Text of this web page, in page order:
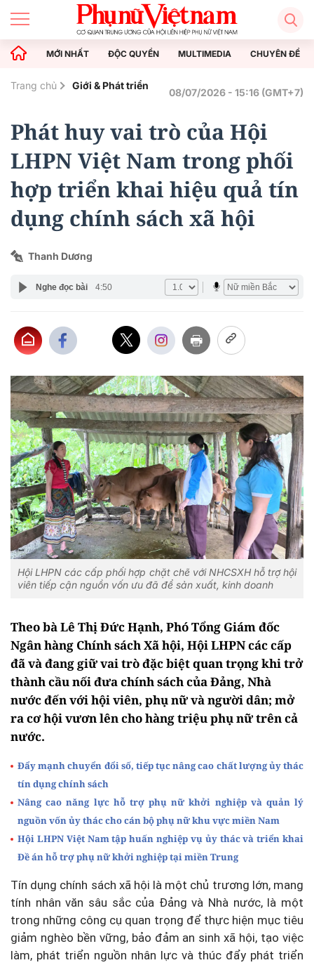
MỚI NHẤT ĐỘC QUYỀN MULTIMEDIA CHUYÊN ĐỀ
Trang chủ Giới & Phát triển
08/07/2026 - 15:16 (GMT+7)
Phát huy vai trò của Hội
LHPN Việt Nam trong phối
hợp triển khai hiệu quả tín
dụng chính sách xã hội
Thanh Dương
Nghe đọc bài 4:50
Hội LHPN các cấp phối hợp chặt chẽ với NHCSXH hỗ trợ hội
viên tiếp cận nguồn vốn ưu đã để sản xuất, kinh doanh
Theo bà Lê Thị Đức Hạnh, Phó Tổng Giám đốc
Ngân hàng Chính sách Xã hội, Hội LHPN các cấp
đã và đang giữ vai trò đặc biệt quan trọng khi trở
thành cầu nối đưa chính sách của Đảng, Nhà
nước đến với hội viên, phụ nữ và người dân; mở
ra cơ hội vươn lên cho hàng triệu phụ nữ trên cả
nước.
Đẩy mạnh chuyển đổi số, tiếp tục nâng cao chất lượng ủy thác
tín dụng chính sách
Nâng cao năng lực hỗ trợ phụ nữ khởi nghiệp và quản lý
nguồn vốn ủy thác cho cán bộ phụ nữ khu vực miền Nam
Hội LHPN Việt Nam tập huấn nghiệp vụ ủy thác và triển khai
Đề án hỗ trợ phụ nữ khởi nghiệp tại miền Trung
Tín dụng chính sách xã hội là một chủ trương lớn, mang
tính nhân văn sâu sắc của Đảng và Nhà nước, là một
trong những công cụ quan trọng để thực hiện mục tiêu
giảm nghèo bền vững, bảo đảm an sinh xã hội, tạo việc
làm, phát triển nguồn nhân lực và thúc đẩy phát triển